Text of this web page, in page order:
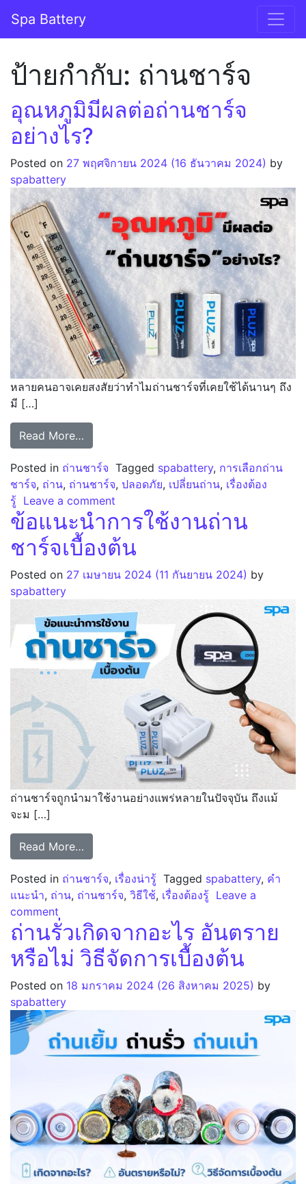
Main Navigation
Spa Battery
ป้ายกำกับ: ถ่านชาร์จ
อุณหภูมิมีผลต่อถ่านชาร์จ
อย่างไร?
Posted on 27 พฤศจิกายน 2024 (16 ธันวาคม 2024) by
spabattery
หลายคนอาจเคยสงสัยว่าทำไมถ่านชาร์จที่เคยใช้ได้นานๆ ถึง
มี […]
Read More…
Posted in ถ่านชาร์จ Tagged spabattery, การเลือกถ่าน
ชาร์จ, ถ่าน, ถ่านชาร์จ, ปลอดภัย, เปลี่ยนถ่าน, เรื่องต้อง
รู้ Leave a comment
ข้อแนะนำการใช้งานถ่าน
ชาร์จเบื้องต้น
Posted on 27 เมษายน 2024 (11 กันยายน 2024) by
spabattery
ถ่านชาร์จถูกนำมาใช้งานอย่างแพร่หลายในปัจจุบัน ถึงแม้
จะม […]
Read More…
Posted in ถ่านชาร์จ, เรื่องน่ารู้ Tagged spabattery, คำ
แนะนำ, ถ่าน, ถ่านชาร์จ, วิธีใช้, เรื่องต้องรู้ Leave a
comment
ถ่านรั่วเกิดจากอะไร อันตราย
หรือไม่ วิธีจัดการเบื้องต้น
Posted on 18 มกราคม 2024 (26 สิงหาคม 2025) by
spabattery